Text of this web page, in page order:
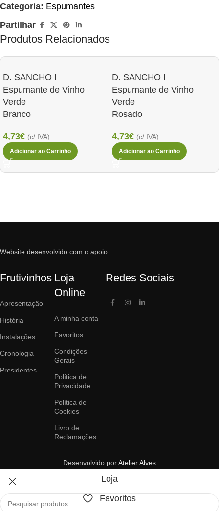
Categoria: Espumantes
Partilhar
Produtos Relacionados
D. SANCHO I
Espumante de Vinho
Verde
Branco
4,73€ (c/ IVA)
Adicionar ao Carrinho
D. SANCHO I
Espumante de Vinho
Verde
Rosado
4,73€ (c/ IVA)
Adicionar ao Carrinho
Website desenvolvido com o apoio
Frutivinhos
Apresentação
História
Instalações
Cronologia
Presidentes
Loja
Online
A minha conta
Favoritos
Condições
Gerais
Política de
Privacidade
Política de
Cookies
Livro de
Reclamações
Redes Sociais
Desenvolvido porAtelier Alves
Loja
Favoritos